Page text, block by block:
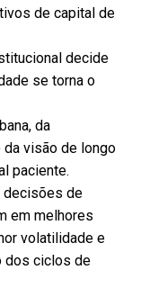
de capital de
decide
se torna o
da
visão de longo
paciente.
decisões de
em melhores
volatilidade e
dos ciclos de